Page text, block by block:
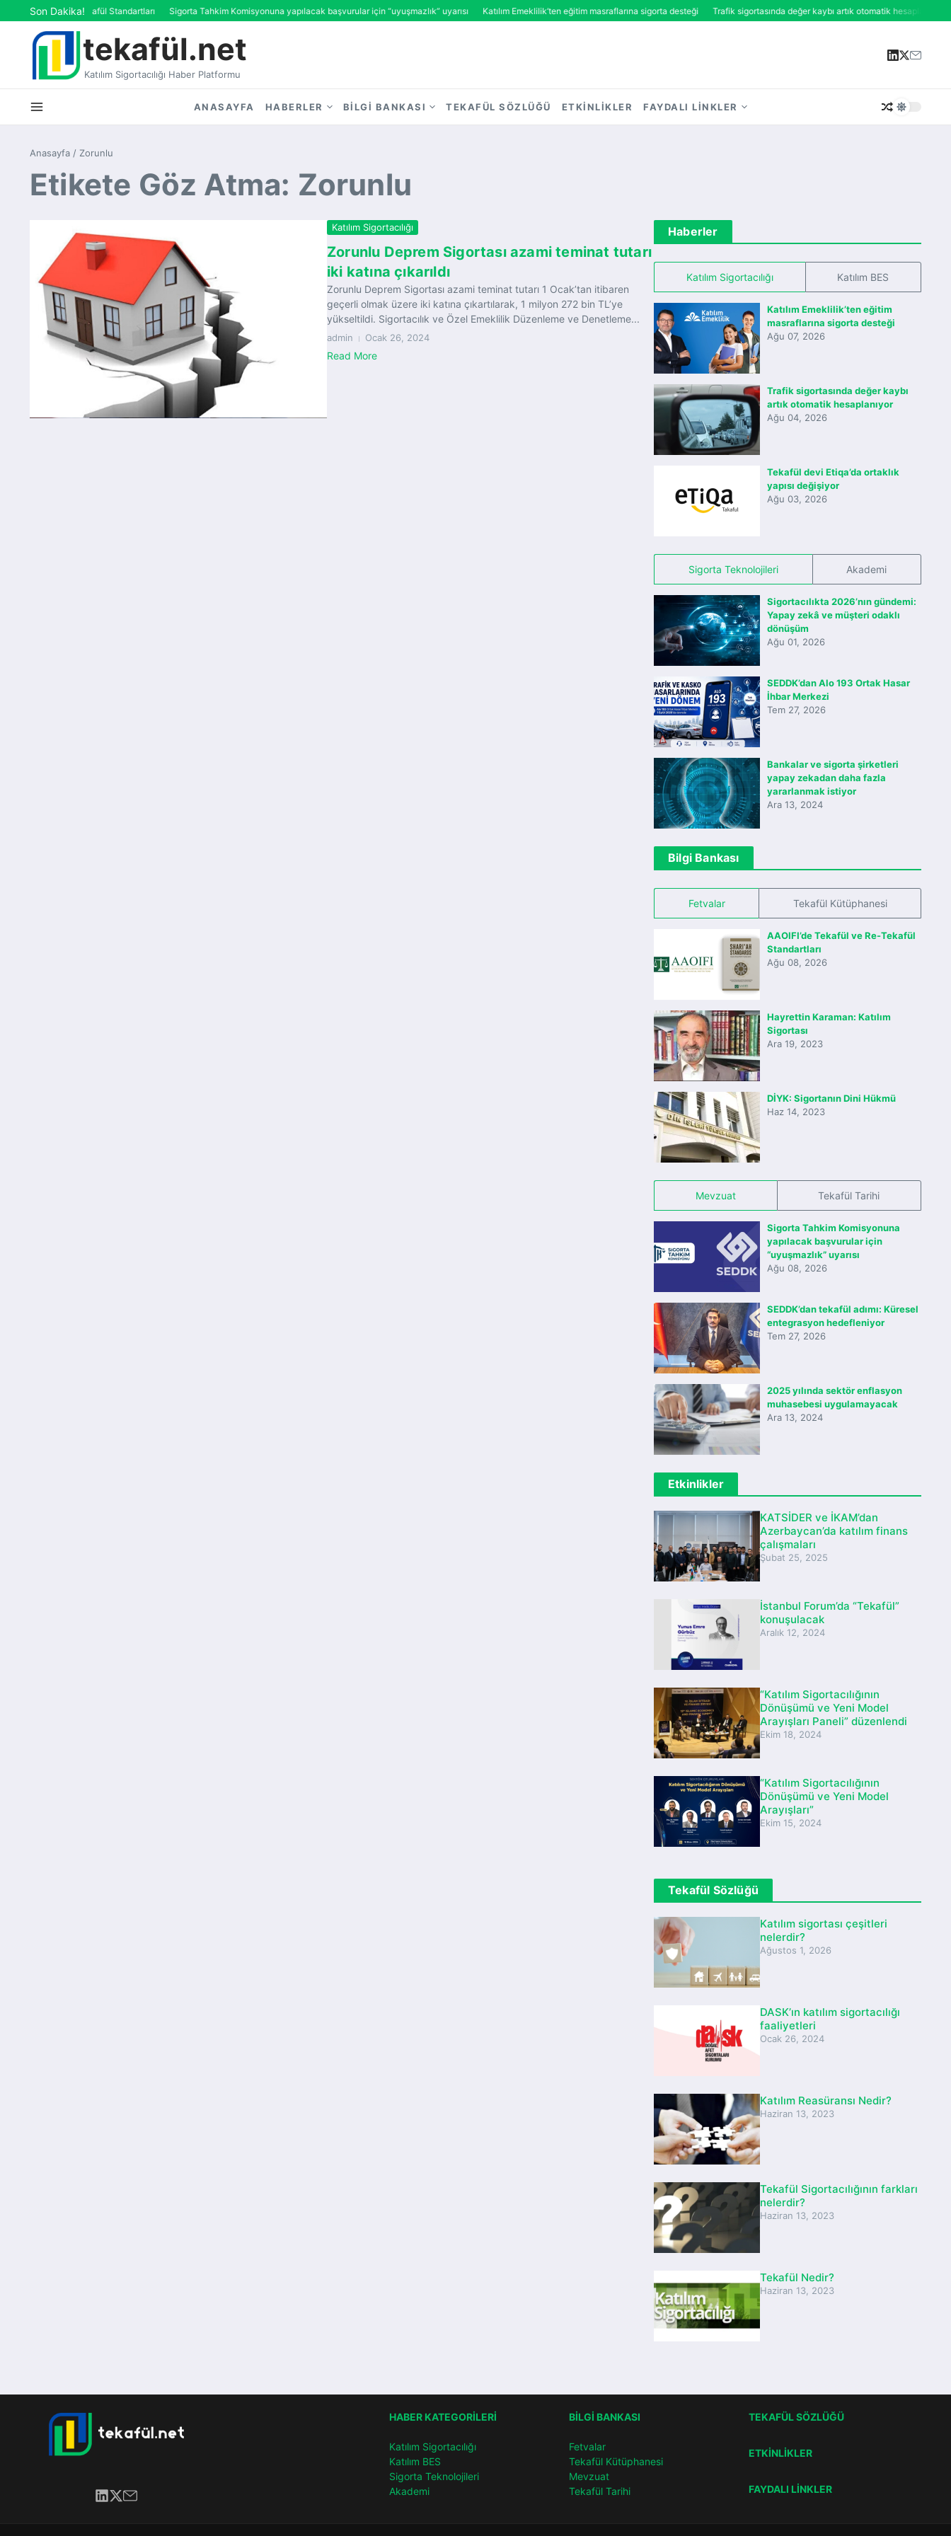
İçeriğe atlaSon Dakika!
Tekafül ve Re-Tekafül Standartları Sigorta Tahkim Komisyonuna yapılacak başvurular için “uyuşmazlık” uyarısı Katılım Emeklilik’ten eğitim masraflarına sigorta desteği Trafik sigortasında değer kaybı artık otomatik hesaplanıyor
tekafül.net
Katılım Sigortacılığı Haber Platformu
ANASAYFA HABERLER BILGI BANKASI TEKAFÜL SÖZLÜĞÜ ETKINLIKLER FAYDALI LINKLER
Anasayfa / Zorunlu
Etikete Göz Atma: Zorunlu
Katılım Sigortacılığı
Zorunlu Deprem Sigortası azami teminat tutarı
iki katına çıkarıldı
Zorunlu Deprem Sigortası azami teminat tutarı 1 Ocak’tan itibaren
geçerli olmak üzere iki katına çıkartılarak, 1 milyon 272 bin TL’ye
yükseltildi. Sigortacılık ve Özel Emeklilik Düzenleme ve Denetleme...
admin Ocak 26, 2024
Read More
Haberler
Katılım Sigortacılığı Katılım BES
Katılım Emeklilik’ten eğitim
masraflarına sigorta desteği
Ağu 07, 2026
Trafik sigortasında değer kaybı
artık otomatik hesaplanıyor
Ağu 04, 2026
Tekafül devi Etiqa’da ortaklık
yapısı değişiyor
Ağu 03, 2026
Sigorta Teknolojileri Akademi
Sigortacılıkta 2026’nın gündemi:
Yapay zekâ ve müşteri odaklı
dönüşüm
Ağu 01, 2026
SEDDK’dan Alo 193 Ortak Hasar
İhbar Merkezi
Tem 27, 2026
Bankalar ve sigorta şirketleri
yapay zekadan daha fazla
yararlanmak istiyor
Ara 13, 2024
Bilgi Bankası
Fetvalar Tekafül Kütüphanesi
AAOIFI’de Tekafül ve Re-Tekafül
Standartları
Ağu 08, 2026
Hayrettin Karaman: Katılım
Sigortası
Ara 19, 2023
DİYK: Sigortanın Dini Hükmü
Haz 14, 2023
Mevzuat Tekafül Tarihi
Sigorta Tahkim Komisyonuna
yapılacak başvurular için
“uyuşmazlık” uyarısı
Ağu 08, 2026
SEDDK’dan tekafül adımı: Küresel
entegrasyon hedefleniyor
Tem 27, 2026
2025 yılında sektör enflasyon
muhasebesi uygulamayacak
Ara 13, 2024
Etkinlikler
KATSİDER ve İKAM’dan
Azerbaycan’da katılım finans
çalışmaları
Şubat 25, 2025
İstanbul Forum’da “Tekafül”
konuşulacak
Aralık 12, 2024
“Katılım Sigortacılığının
Dönüşümü ve Yeni Model
Arayışları Paneli” düzenlendi
Ekim 18, 2024
“Katılım Sigortacılığının
Dönüşümü ve Yeni Model
Arayışları”
Ekim 15, 2024
Tekafül Sözlüğü
Katılım sigortası çeşitleri
nelerdir?
Ağustos 1, 2026
DASK’ın katılım sigortacılığı
faaliyetleri
Ocak 26, 2024
Katılım Reasüransı Nedir?
Haziran 13, 2023
Tekafül Sigortacılığının farkları
nelerdir?
Haziran 13, 2023
Tekafül Nedir?
Haziran 13, 2023
HABER KATEGORİLERİ
Katılım Sigortacılığı
Katılım BES
Sigorta Teknolojileri
Akademi
BİLGİ BANKASI
Fetvalar
Tekafül Kütüphanesi
Mevzuat
Tekafül Tarihi
TEKAFÜL SÖZLÜĞÜ
ETKİNLİKLER
FAYDALI LİNKLER